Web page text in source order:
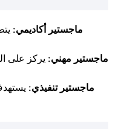
ماجستير أكاديمي:
ماجستير مهني: يركز على
ماجستير تنفيذي: